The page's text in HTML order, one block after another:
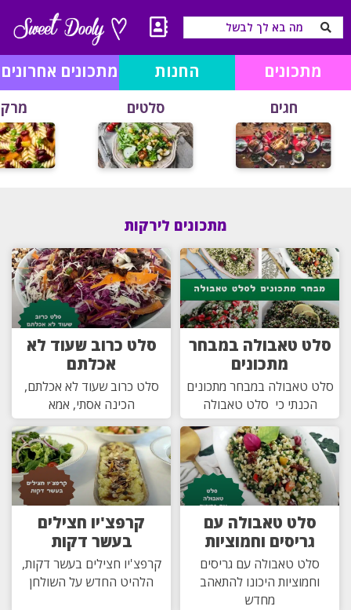
מתכונים החנות מתכונים אחרונים
חגים סלטים
מתכונים לירקות
סלט טאבולה במבחר
מתכונים
סלט טאבולה במבחר מתכונים
הכנתי כי סלט טאבולה
סלט כרוב שעוד לא
אכלתם
סלט כרוב שעוד לא אכלתם,
הכינה אסתי, אמא
סלט טאבולה עם
גריסים וחמוציות
סלט טאבולה עם גריסים
וחמוציות היכונו להתאהב
מחדש
קרפצ'יו חצילים
בעשר דקות
קרפצ'יו חצילים בעשר דקות,
הלהיט החדש על השולחן